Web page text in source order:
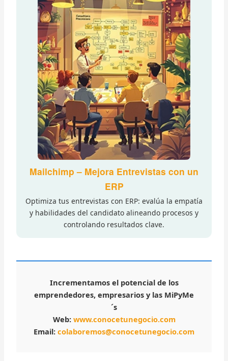
Mailchimp – Mejora Entrevistas con un
ERP
Optimiza tus entrevistas con ERP: evalúa la empatía
y habilidades del candidato alineando procesos y
controlando resultados clave.
Incrementamos el potencial de los
emprendedores, empresarios y las MiPyMe
´s
Web: www.conocetunegocio.com
Email: colaboremos@conocetunegocio.com